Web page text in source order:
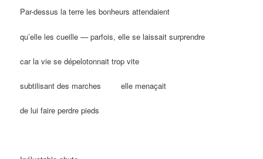
Par-dessus la terre les bonheurs attendaient
qu’elle les cueille — parfois, elle se laissait surprendre
car la vie se dépelotonnait trop vite
subtilisant des marches elle menaçait
de lui faire perdre pieds